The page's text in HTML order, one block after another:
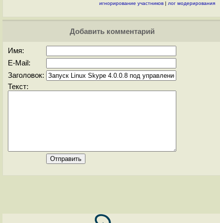
игнорирование участников | лог модерирования
Добавить комментарий
Имя:
E-Mail:
Заголовок:
Текст: